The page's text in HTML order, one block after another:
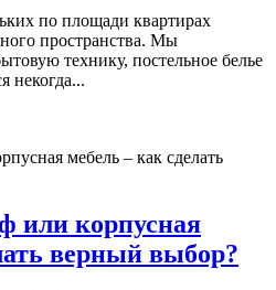
по площади квартирах
пространства. Мы
технику, постельное белье
некогда...
или корпусная
верный выбор?